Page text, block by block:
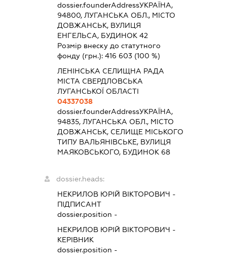
dossier.founderAddressУКРАЇНА,
94800, ЛУГАНСЬКА ОБЛ., МІСТО
ДОВЖАНСЬК, ВУЛИЦЯ
ЕНГЕЛЬСА, БУДИНОК 42
Розмір внеску до статутного
фонду (грн.):416 603 (100 %)
ЛЕНІНСЬКА СЕЛИЩНА РАДА
МІСТА СВЕРДЛОВСЬКА
ЛУГАНСЬКОЇ ОБЛАСТІ
04337038
dossier.founderAddressУКРАЇНА,
94835, ЛУГАНСЬКА ОБЛ., МІСТО
ДОВЖАНСЬК, СЕЛИЩЕ МІСЬКОГО
ТИПУ ВАЛЬЯНІВСЬКЕ, ВУЛИЦЯ
МАЯКОВСЬКОГО, БУДИНОК 68
dossier.heads:
НЕКРИЛОВ ЮРІЙ ВІКТОРОВИЧ -
ПІДПИСАНТ
dossier.position -
НЕКРИЛОВ ЮРІЙ ВІКТОРОВИЧ -
КЕРІВНИК
dossier.position -